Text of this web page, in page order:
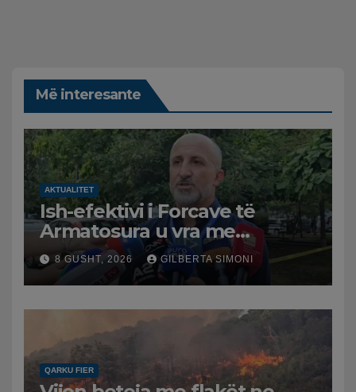
Më interesante
AKTUALITET
Ish-efektivi i Forcave të
Armatosura u vra me
kallashnikov nga shoku i
fëmijërisë, zv. drejtori i
Hetimit: Kishin konflikt të
mbartur prej disa kohësh
8 GUSHT, 2026 GILBERTA SIMONI
QARKU FIER